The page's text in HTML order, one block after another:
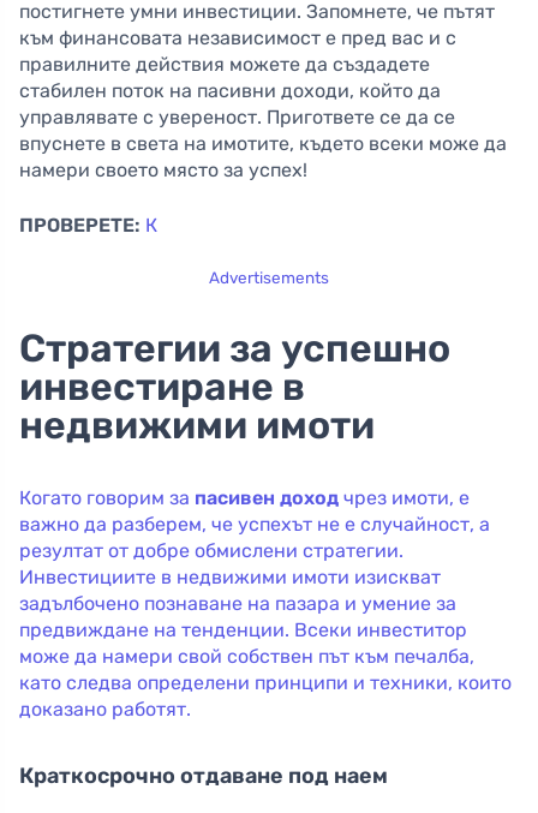
постигнете умни инвестиции. Запомнете, че пътят
към финансовата независимост е пред вас и с
правилните действия можете да създадете
стабилен поток на пасивни доходи, който да
управлявате с увереност. Пригответе се да се
впуснете в света на имотите, където всеки може да
намери своето място за успех!
ПРОВЕРЕТЕ: К
Advertisements
Стратегии за успешно
инвестиране в
недвижими имоти
Когато говорим за пасивен доход чрез имоти, е
важно да разберем, че успехът не е случайност, а
резултат от добре обмислени стратегии.
Инвестициите в недвижими имоти изискват
задълбочено познаване на пазара и умение за
предвиждане на тенденции. Всеки инвеститор
може да намери свой собствен път към печалба,
като следва определени принципи и техники, които
доказано работят.
Краткосрочно отдаване под наем